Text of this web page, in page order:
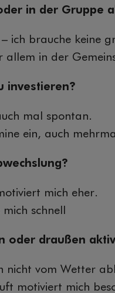
in der Gruppe
ich brauche keine
allem in der
investieren?
mal spontan.
ein, auch
mich eher.
schnell
oder draußen
nicht vom Wetter
motiviert mich